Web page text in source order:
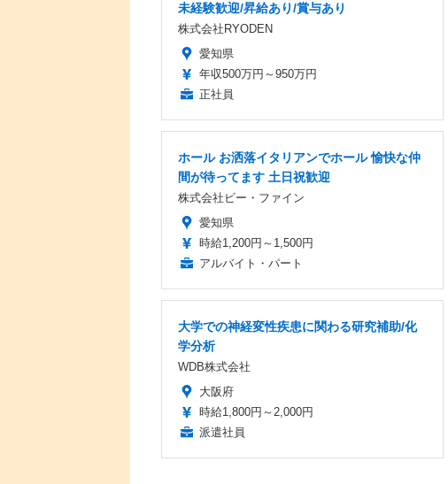
未経験歓迎/昇給あり/賞与あり
株式会社RYODEN
愛知県
年収500万円～950万円
正社員
ホール お洒落イタリアンでホール 愉快な仲
間が待ってます 土日祝歓迎
株式会社ビー・ファイン
愛知県
時給1,200円～1,500円
アルバイト・パート
大学での神経変性疾患に関わる研究補助/化
学分析
WDB株式会社
大阪府
時給1,800円～2,000円
派遣社員